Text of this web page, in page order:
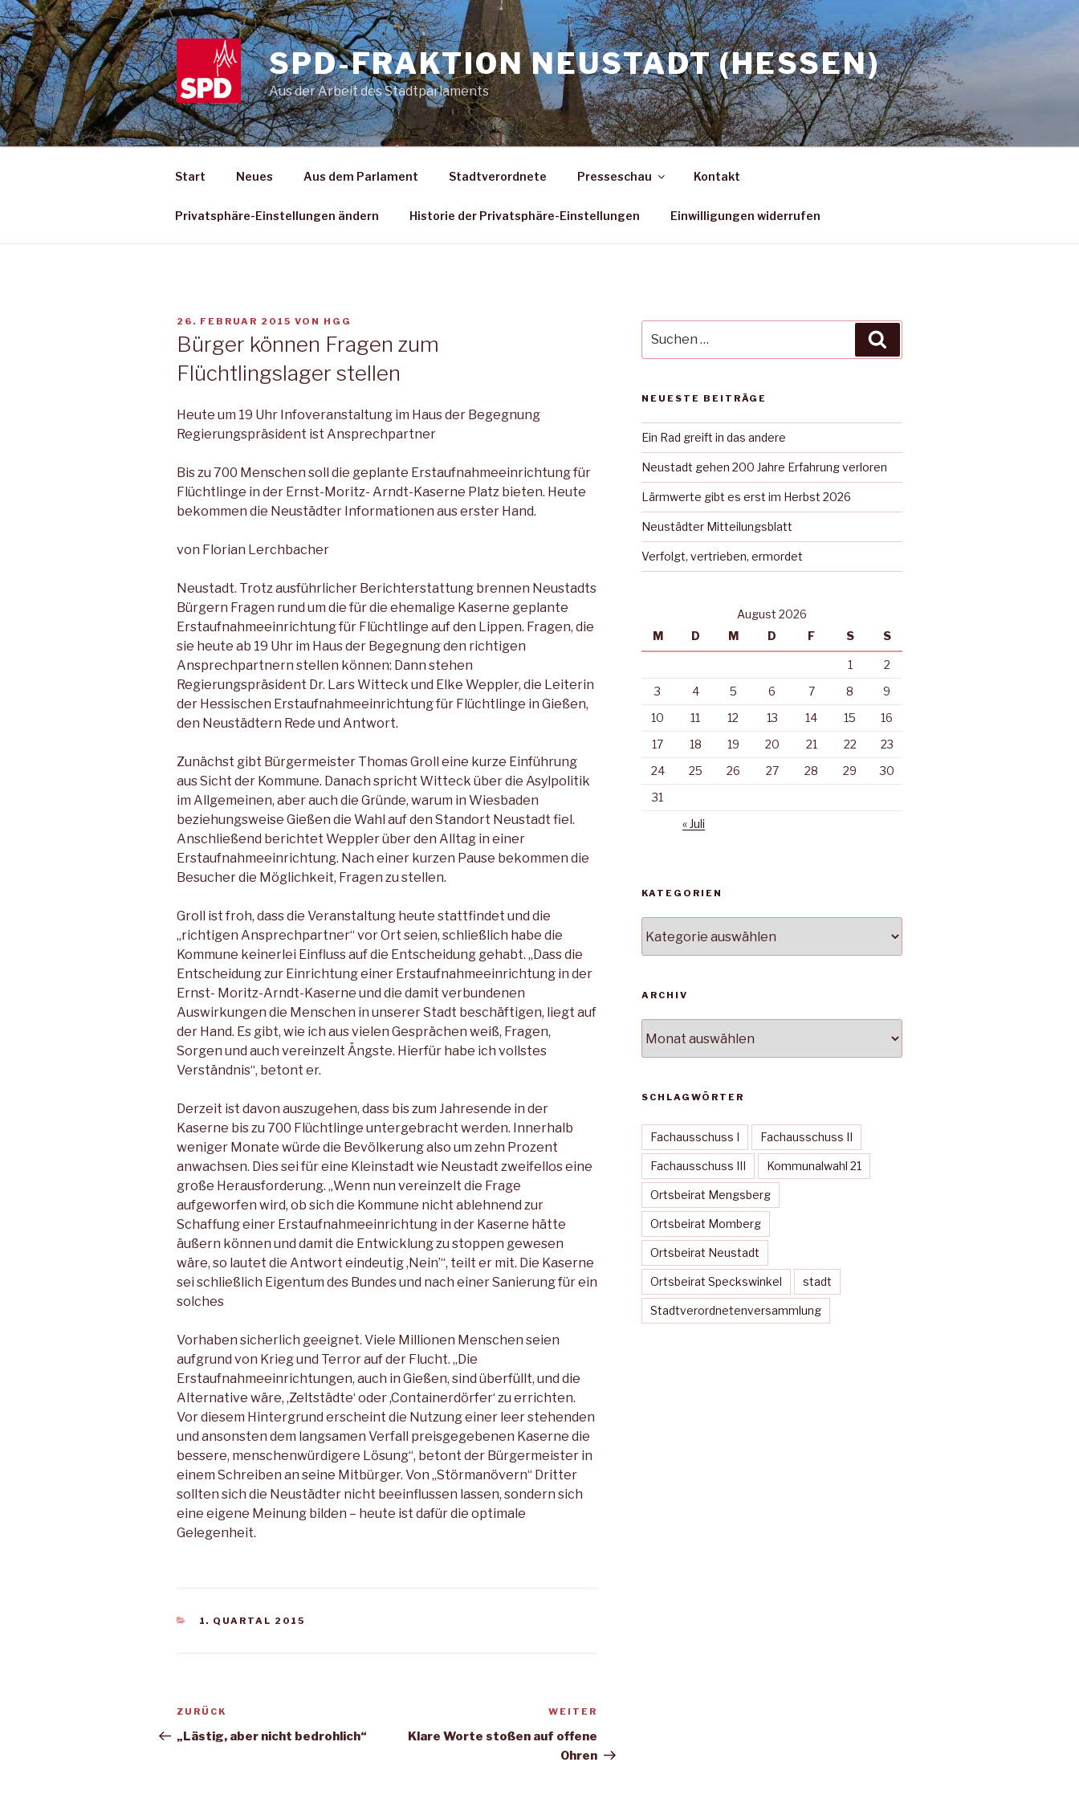
Zum
Inhalt
springen
SPD-FRAKTION NEUSTADT (HESSEN)
Aus der Arbeit des Stadtparlaments
Start Neues Aus dem Parlament Stadtverordnete Presseschau Kontakt
Privatsphäre-Einstellungen ändern Historie der Privatsphäre-Einstellungen Einwilligungen widerrufen
VERÖFFENTLICHT
26. FEBRUAR 2015 VON HGG
Bürger können Fragen zum
Flüchtlingslager stellen
Heute um 19 Uhr Infoveranstaltung im Haus der Begegnung
Regierungspräsident ist Ansprechpartner
Bis zu 700 Menschen soll die geplante Erstaufnahmeeinrichtung für
Flüchtlinge in der Ernst-Moritz- Arndt-Kaserne Platz bieten. Heute
bekommen die Neustädter Informationen aus erster Hand.
von Florian Lerchbacher
Neustadt. Trotz ausführlicher Berichterstattung brennen Neustadts
Bürgern Fragen rund um die für die ehemalige Kaserne geplante
Erstaufnahmeeinrichtung für Flüchtlinge auf den Lippen. Fragen, die
sie heute ab 19 Uhr im Haus der Begegnung den richtigen
Ansprechpartnern stellen können: Dann stehen
Regierungspräsident Dr. Lars Witteck und Elke Weppler, die Leiterin
der Hessischen Erstaufnahmeeinrichtung für Flüchtlinge in Gießen,
den Neustädtern Rede und Antwort.
Zunächst gibt Bürgermeister Thomas Groll eine kurze Einführung
aus Sicht der Kommune. Danach spricht Witteck über die Asylpolitik
im Allgemeinen, aber auch die Gründe, warum in Wiesbaden
beziehungsweise Gießen die Wahl auf den Standort Neustadt fiel.
Anschließend berichtet Weppler über den Alltag in einer
Erstaufnahmeeinrichtung. Nach einer kurzen Pause bekommen die
Besucher die Möglichkeit, Fragen zu stellen.
Groll ist froh, dass die Veranstaltung heute stattfindet und die
„richtigen Ansprechpartner“ vor Ort seien, schließlich habe die
Kommune keinerlei Einfluss auf die Entscheidung gehabt. „Dass die
Entscheidung zur Einrichtung einer Erstaufnahmeeinrichtung in der
Ernst- Moritz-Arndt-Kaserne und die damit verbundenen
Auswirkungen die Menschen in unserer Stadt beschäftigen, liegt auf
der Hand. Es gibt, wie ich aus vielen Gesprächen weiß, Fragen,
Sorgen und auch vereinzelt Ängste. Hierfür habe ich vollstes
Verständnis“, betont er.
Derzeit ist davon auszugehen, dass bis zum Jahresende in der
Kaserne bis zu 700 Flüchtlinge untergebracht werden. Innerhalb
weniger Monate würde die Bevölkerung also um zehn Prozent
anwachsen. Dies sei für eine Kleinstadt wie Neustadt zweifellos eine
große Herausforderung. „Wenn nun vereinzelt die Frage
aufgeworfen wird, ob sich die Kommune nicht ablehnend zur
Schaffung einer Erstaufnahmeeinrichtung in der Kaserne hätte
äußern können und damit die Entwicklung zu stoppen gewesen
wäre, so lautet die Antwort eindeutig ,Nein’“, teilt er mit. Die Kaserne
sei schließlich Eigentum des Bundes und nach einer Sanierung für ein
solches
Vorhaben sicherlich geeignet. Viele Millionen Menschen seien
aufgrund von Krieg und Terror auf der Flucht. „Die
Erstaufnahmeeinrichtungen, auch in Gießen, sind überfüllt, und die
Alternative wäre, ,Zeltstädte‘ oder ,Containerdörfer‘ zu errichten.
Vor diesem Hintergrund erscheint die Nutzung einer leer stehenden
und ansonsten dem langsamen Verfall preisgegebenen Kaserne die
bessere, menschenwürdigere Lösung“, betont der Bürgermeister in
einem Schreiben an seine Mitbürger. Von „Störmanövern“ Dritter
sollten sich die Neustädter nicht beeinflussen lassen, sondern sich
eine eigene Meinung bilden – heute ist dafür die optimale
Gelegenheit.
KATEGORIEN
1. QUARTAL 2015
Beitragsnavigation
Vorheriger
Beitrag
ZURÜCK
„Lästig, aber nicht bedrohlich“
WEITER
Klare Worte stoßen auf offene
Ohren
nach:
NEUESTE BEITRÄGE
Ein Rad greift in das andere
Neustadt gehen 200 Jahre Erfahrung verloren
Lärmwerte gibt es erst im Herbst 2026
Neustädter Mitteilungsblatt
Verfolgt, vertrieben, ermordet
August 2026
M
D M D F S S
1
2
3
4 5 6 7 8
9
10
11 12 13 14 15
16
17
18 19 20 21 22
23
24
25 26 27 28 29
30
31
« Juli
KATEGORIEN
ARCHIV
SCHLAGWÖRTER
Fachausschuss I Fachausschuss II
Fachausschuss III Kommunalwahl 21
Ortsbeirat Mengsberg
Ortsbeirat Momberg
Ortsbeirat Neustadt
Ortsbeirat Speckswinkel stadt
Stadtverordnetenversammlung